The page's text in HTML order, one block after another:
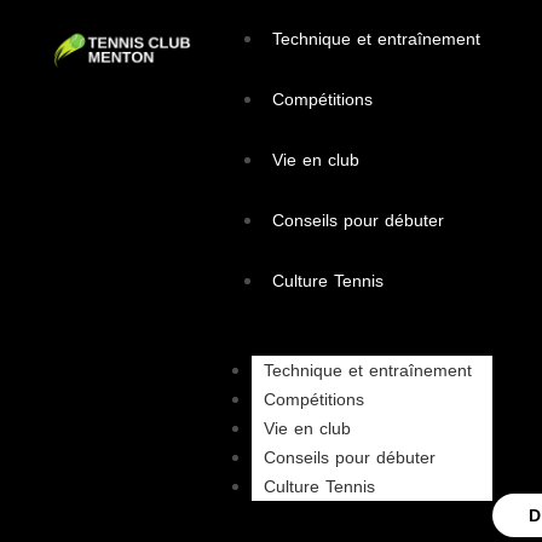
Technique et entraînement
Compétitions
Vie en club
Conseils pour débuter
Culture Tennis
Technique et entraînement
Compétitions
Vie en club
Conseils pour débuter
Culture Tennis